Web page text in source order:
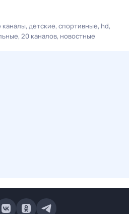
каналы детские спортивные hd
20 каналов новостные